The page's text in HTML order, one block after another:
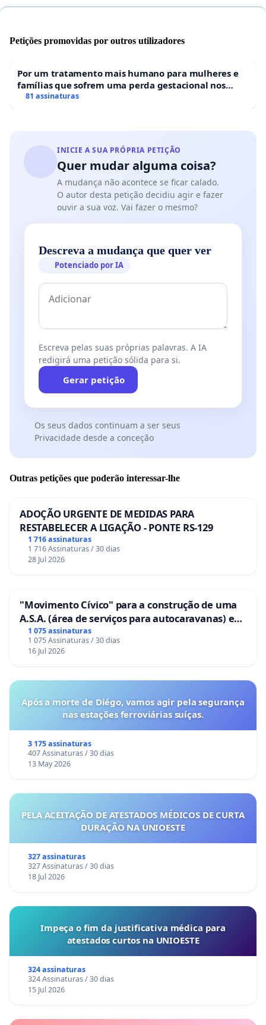
Petições promovidas por outros utilizadores
Por um tratamento mais humano para mulheres e
famílias que sofrem uma perda gestacional nos
hospitais portugueses
81 assinaturas
INICIE A SUA PRÓPRIA PETIÇÃO
Quer mudar alguma coisa?
A mudança não acontece se ficar calado.
O autor desta petição decidiu agir e fazer
ouvir a sua voz. Vai fazer o mesmo?
Descreva a mudança que quer ver
Potenciado por IA
Escreva pelas suas próprias palavras. A IA
redigirá uma petição sólida para si.
Gerar petição
Os seus dados continuam a ser seus
Privacidade desde a conceção
Outras petições que poderão interessar-lhe
ADOÇÃO URGENTE DE MEDIDAS PARA
RESTABELECER A LIGAÇÃO - PONTE RS-129
1 716 assinaturas
1 716 Assinaturas / 30 dias
28 Jul 2026
"Movimento Cívico" para a construção de uma
A.S.A. (área de serviços para autocaravanas) em
Coimbra
1 075 assinaturas
1 075 Assinaturas / 30 dias
16 Jul 2026
Após a morte de Diégo, vamos agir pela segurança
nas estações ferroviárias suíças.
3 175 assinaturas
407 Assinaturas / 30 dias
13 May 2026
PELA ACEITAÇÃO DE ATESTADOS MÉDICOS DE CURTA
DURAÇÃO NA UNIOESTE
327 assinaturas
327 Assinaturas / 30 dias
18 Jul 2026
Impeça o fim da justificativa médica para
atestados curtos na UNIOESTE
324 assinaturas
324 Assinaturas / 30 dias
15 Jul 2026